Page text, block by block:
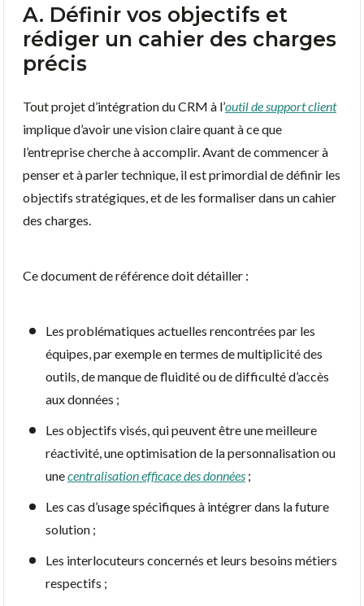
A. Définir vos objectifs et
rédiger un cahier des charges
précis
Tout projet d’intégration du CRM à l’outil de support client
implique d’avoir une vision claire quant à ce que
l’entreprise cherche à accomplir. Avant de commencer à
penser et à parler technique, il est primordial de définir les
objectifs stratégiques, et de les formaliser dans un cahier
des charges.
Ce document de référence doit détailler :
Les problématiques actuelles rencontrées par les
équipes, par exemple en termes de multiplicité des
outils, de manque de fluidité ou de difficulté d’accès
aux données ;
Les objectifs visés, qui peuvent être une meilleure
réactivité, une optimisation de la personnalisation ou
unecentralisation efficace des données ;
Les cas d’usage spécifiques à intégrer dans la future
solution ;
Les interlocuteurs concernés et leurs besoins métiers
respectifs ;